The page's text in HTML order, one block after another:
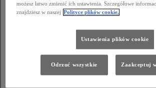
możesz łatwo zmienić ich ustawienia. Szczegółowe
znajdziesz w naszej Polityce plików cookie.
Ustawienia plików cookie
Odrzuć wszystkie Zaakceptuj